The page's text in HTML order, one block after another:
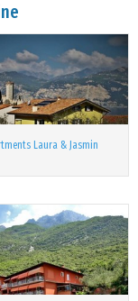
Laura & Jasmin